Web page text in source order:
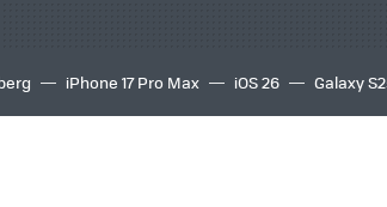
iPhone 17 Pro Max iOS 26 Galaxy